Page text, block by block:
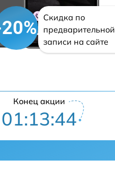
Скидка по
предварительной
записи на сайте
Конец акции
01:13:43